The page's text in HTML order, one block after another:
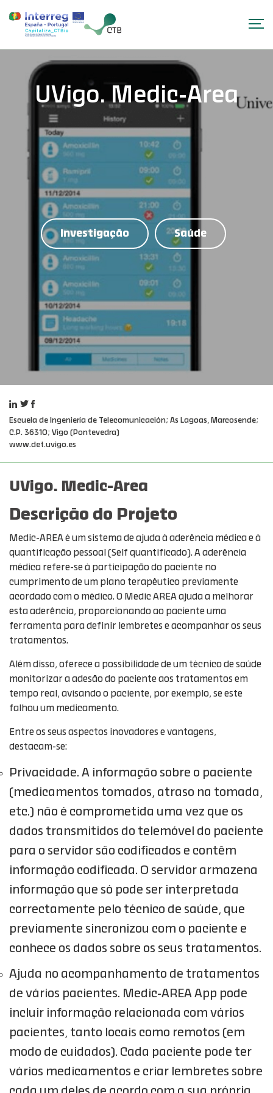
Investigação Saúde
UVigo. Medic-Area
Escuela de Ingeniería de Telecomunicación; As Lagoas, Marcosende;
C.P. 36310; Vigo (Pontevedra)
www.det.uvigo.es
UVigo. Medic-Area
Descrição do Projeto
Medic-AREA é um sistema de ajuda à aderência médica e à
quantificação pessoal (Self quantificado). A aderência
médica refere-se à participação do paciente no
cumprimento de um plano terapêutico previamente
acordado com o médico. O Medic AREA ajuda a melhorar
esta aderência, proporcionando ao paciente uma
ferramenta para definir lembretes e acompanhar os seus
tratamentos.
Além disso, oferece a possibilidade de um técnico de saúde
monitorizar a adesão do paciente aos tratamentos em
tempo real, avisando o paciente, por exemplo, se este
falhou um medicamento.
Entre os seus aspectos inovadores e vantagens,
destacam-se:
Privacidade. A informação sobre o paciente
(medicamentos tomados, atraso na tomada,
etc.) não é comprometida uma vez que os
dados transmitidos do telemóvel do paciente
para o servidor são codificados e contêm
informação codificada. O servidor armazena
informação que só pode ser interpretada
correctamente pelo técnico de saúde, que
previamente sincronizou com o paciente e
conhece os dados sobre os seus tratamentos.
Ajuda no acompanhamento de tratamentos
de vários pacientes. Medic-AREA App pode
incluir informação relacionada com vários
pacientes, tanto locais como remotos (em
modo de cuidados). Cada paciente pode ter
vários medicamentos e criar lembretes sobre